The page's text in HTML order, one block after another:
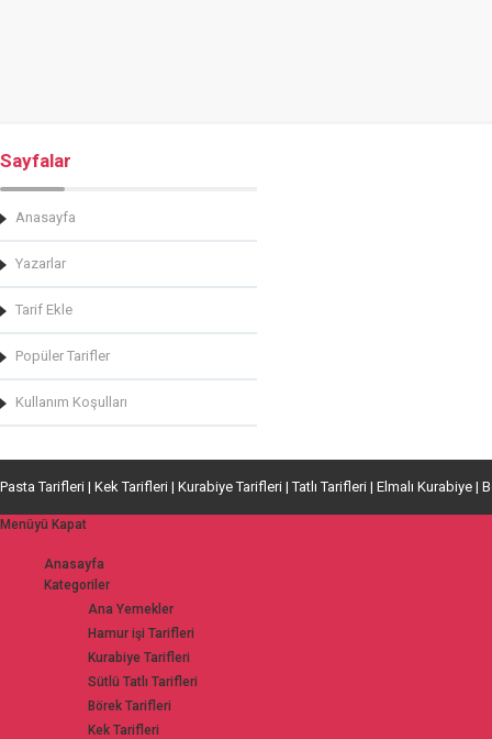
Sayfalar
Anasayfa
Yazarlar
Tarif Ekle
Popüler Tarifler
Kullanım Koşulları
Pasta Tarifleri | Kek Tarifleri | Kurabiye Tarifleri | Tatlı Tarifleri | Elmalı Kurabiye |
Menüyü Kapat
Anasayfa
Kategoriler
Ana Yemekler
Hamur işi Tarifleri
Kurabiye Tarifleri
Sütlü Tatlı Tarifleri
Börek Tarifleri
Kek Tarifleri